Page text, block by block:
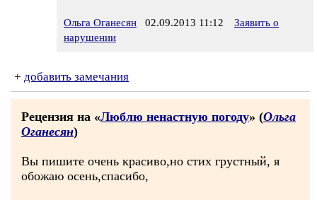
Ольга Оганесян 02.09.2013 11:12
Заявить о
нарушении
+ добавить замечания
Рецензия на «Люблю ненастную погоду» (Ольга
Оганесян)
Вы пишите очень красиво,но стих грустный, я
обожаю осень,спасибо,